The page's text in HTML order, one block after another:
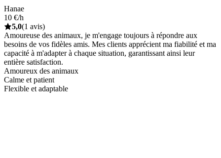
Hanae
10 €/h
5,0(1 avis)
Amoureuse des animaux, je m'engage toujours à répondre aux
besoins de vos fidèles amis. Mes clients apprécient ma fiabilité et ma
capacité à m'adapter à chaque situation, garantissant ainsi leur
entière satisfaction.
Amoureux des animaux
Calme et patient
Flexible et adaptable